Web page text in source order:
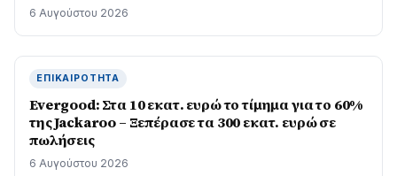
6 Αυγούστου 2026
ΕΠΙΚΑΙΡΌΤΗΤΑ
Evergood: Στα 10 εκατ. ευρώ το τίμημα για το 60%
της Jackaroo – Ξεπέρασε τα 300 εκατ. ευρώ σε
πωλήσεις
6 Αυγούστου 2026